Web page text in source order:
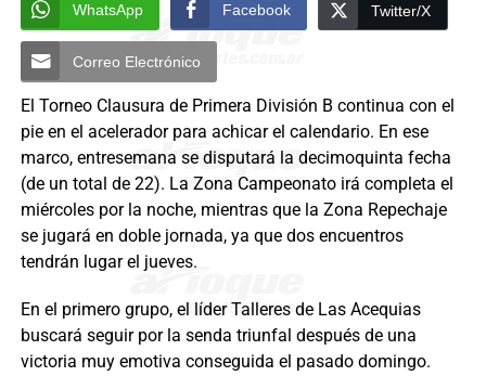
WhatsApp Facebook Twitter/X
Correo Electrónico
El Torneo Clausura de Primera División B continua con el
pie en el acelerador para achicar el calendario. En ese
marco, entresemana se disputará la decimoquinta fecha
(de un total de 22). La Zona Campeonato irá completa el
miércoles por la noche, mientras que la Zona Repechaje
se jugará en doble jornada, ya que dos encuentros
tendrán lugar el jueves.
En el primero grupo, el líder Talleres de Las Acequias
buscará seguir por la senda triunfal después de una
victoria muy emotiva conseguida el pasado domingo.